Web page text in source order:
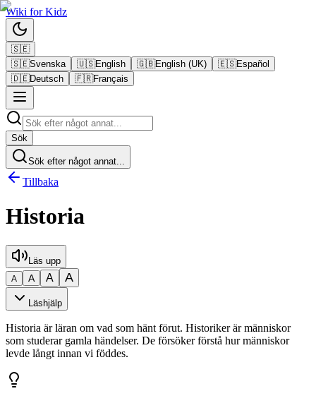
Wiki forKidz
🇸🇪
🇸🇪Svenska 🇺🇸English 🇬🇧English (UK) 🇪🇸Español
🇩🇪Deutsch 🇫🇷Français
Sök
Sök efter något annat...
Tillbaka
Historia
Läs upp
A A A A
Läshjälp
Historia är läran om vad som hänt förut. Historiker är människor
som studerar gamla händelser. De försöker förstå hur människor
levde långt innan vi föddes.